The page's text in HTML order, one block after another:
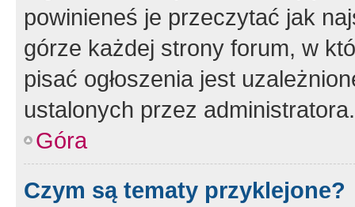
powinieneś je przeczytać jak
górze każdej strony forum, w
pisać ogłoszenia jest
ustalonych przez administratora.
Góra
Czym są tematy przyklejone?